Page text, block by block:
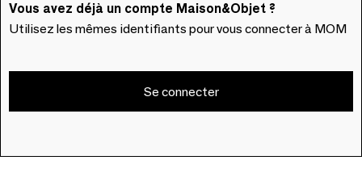
Vous avez déjà un compte Maison&Objet ?
Utilisez les mêmes identifiants pour vous connecter à MOM
Se connecter